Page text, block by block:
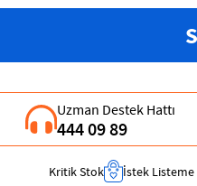
Uzman Destek Hattı
444 09 89
Kritik Stok İstek Listeme